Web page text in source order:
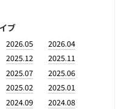
ブ
2026.05
2026.04
2025.12
2025.11
2025.07
2025.06
2025.02
2025.01
2024.09
2024.08